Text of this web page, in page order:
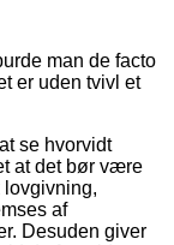
man de facto
er uden tvivl et
se hvorvidt
at det bør være
lovgivning,
af
Desuden giver